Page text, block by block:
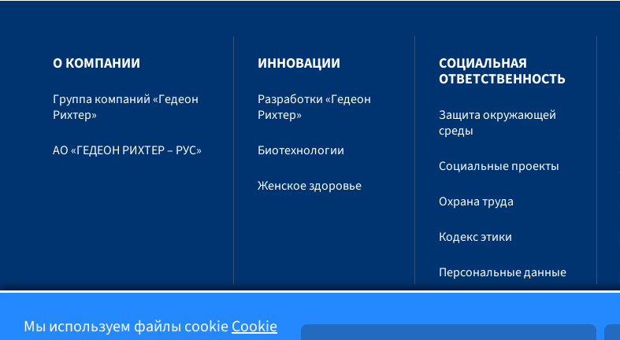
O КОМПАНИИ
Группа компаний «Гедеон
Рихтер»
АО «ГЕДЕОН РИХТЕР – РУС»
ИННОВАЦИИ
Разработки «Гедеон
Рихтер»
Биотехнологии
Женское здоровье
СОЦИАЛЬНАЯ
ОТВЕТСТВЕННОСТЬ
Защита окружающей
среды
Социальные проекты
Охрана труда
Кодекс этики
Персональные данные
Мы используем файлы cookieCookie